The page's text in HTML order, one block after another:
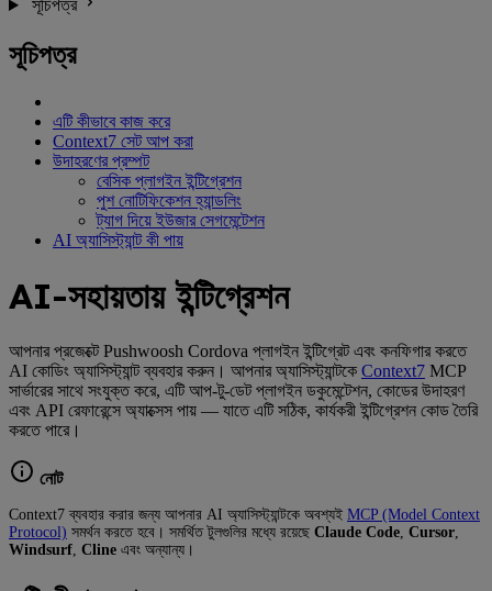
সূচিপত্র
সূচিপত্র
এটি কীভাবে কাজ করে
Context7 সেট আপ করা
উদাহরণের প্রম্পট
বেসিক প্লাগইন ইন্টিগ্রেশন
পুশ নোটিফিকেশন হ্যান্ডলিং
ট্যাগ দিয়ে ইউজার সেগমেন্টেশন
AI অ্যাসিস্ট্যান্ট কী পায়
AI-সহায়তায় ইন্টিগ্রেশন
আপনার প্রজেক্টে Pushwoosh Cordova প্লাগইন ইন্টিগ্রেট এবং কনফিগার করতে
AI কোডিং অ্যাসিস্ট্যান্ট ব্যবহার করুন। আপনার অ্যাসিস্ট্যান্টকে Context7 MCP
সার্ভারের সাথে সংযুক্ত করে, এটি আপ-টু-ডেট প্লাগইন ডকুমেন্টেশন, কোডের উদাহরণ
এবং API রেফারেন্সে অ্যাক্সেস পায় — যাতে এটি সঠিক, কার্যকরী ইন্টিগ্রেশন কোড তৈরি
করতে পারে।
নোট
Context7 ব্যবহার করার জন্য আপনার AI অ্যাসিস্ট্যান্টকে অবশ্যই MCP (Model Context
Protocol) সমর্থন করতে হবে। সমর্থিত টুলগুলির মধ্যে রয়েছে Claude Code Cursor
Windsurf Cline এবং অন্যান্য।